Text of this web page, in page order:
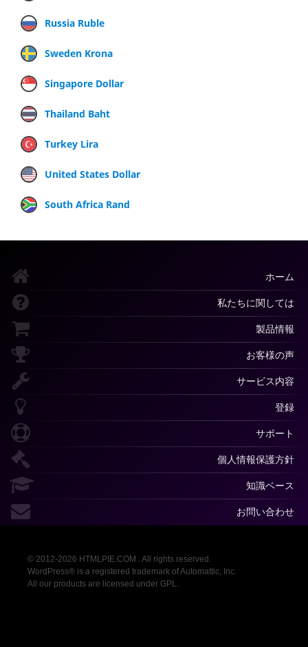
Russia Ruble
Sweden Krona
Singapore Dollar
Thailand Baht
Turkey Lira
United States Dollar
South Africa Rand
ホーム
私たちに関しては
製品情報
お客様の声
サービス内容
登録
サポート
個人情報保護方針
知識ベース
お問い合わせ
© 2012-2026 HTMLPIE.COM . All rights reserved.
WordPress® is a registered trademark of Automattic, Inc.
All our products are licensed under GPL.